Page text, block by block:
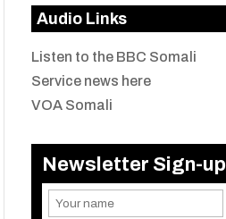
Audio Links
Listen to the BBC Somali
Service news here
VOA Somali
Newsletter Sign-up